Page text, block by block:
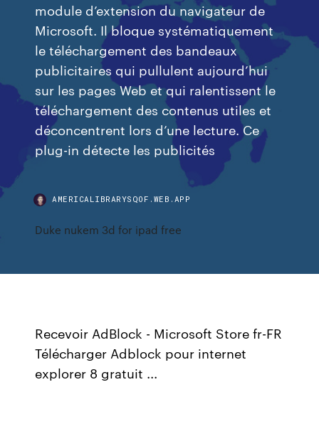
module d’extension du navigateur de
Microsoft. Il bloque systématiquement
le téléchargement des bandeaux
publicitaires qui pullulent aujourd’hui
sur les pages Web et qui ralentissent le
téléchargement des contenus utiles et
déconcentrent lors d’une lecture. Ce
plug-in détecte les publicités
AMERICALIBRARYSQOF.WEB.APP
Duke nukem 3d for ipad free
Recevoir AdBlock - Microsoft Store fr-FR
Télécharger Adblock pour internet
explorer 8 gratuit ...